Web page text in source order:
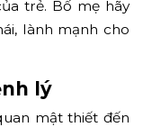
trẻ. Bố mẹ hãy
lành mạnh cho
lý
mật thiết đến